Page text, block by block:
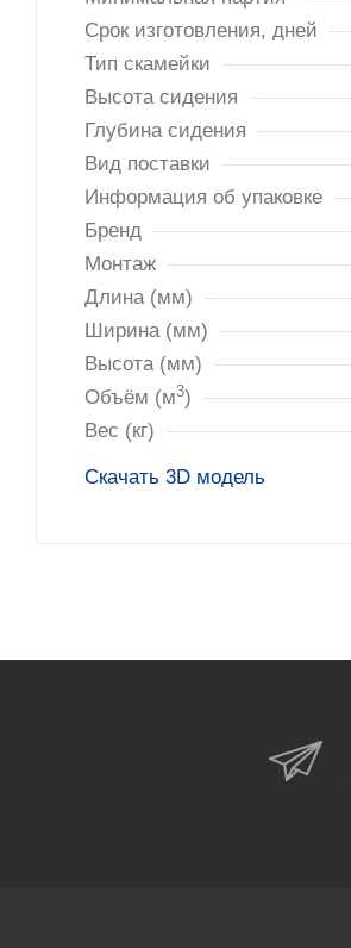
Срок изготовления, дней
Тип скамейки
Высота сидения
Глубина сидения
Вид поставки
Информация об упаковке
Бренд
Монтаж
Длина (мм)
Ширина (мм)
Высота (мм)
Объём (м3)
Вес (кг)
Скачать 3D модель